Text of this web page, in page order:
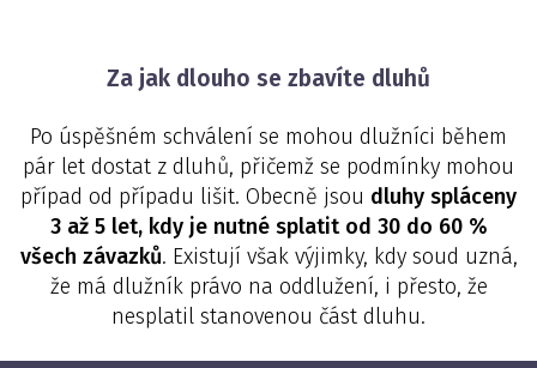
Za jak dlouho se zbavíte dluhů
Po úspěšném schválení se mohou dlužníci během
pár let dostat z dluhů, přičemž se podmínky mohou
případ od případu lišit. Obecně jsou dluhy spláceny
3 až 5 let, kdy je nutné splatit od 30 do 60 %
všech závazků. Existují však výjimky, kdy soud uzná,
že má dlužník právo na oddlužení, i přesto, že
nesplatil stanovenou část dluhu.